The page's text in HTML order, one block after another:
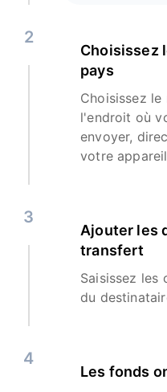
2
Choisissez
pays
Choisissez
l'endroit où
envoyer,
votre
3
Ajouter les
transfert
Saisissez les
du
4
Les fonds